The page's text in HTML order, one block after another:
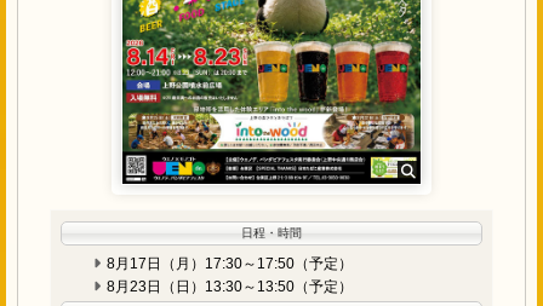
日程・時間
8月17日（月）17:30～17:50（予定）
8月23日（日）13:30～13:50（予定）